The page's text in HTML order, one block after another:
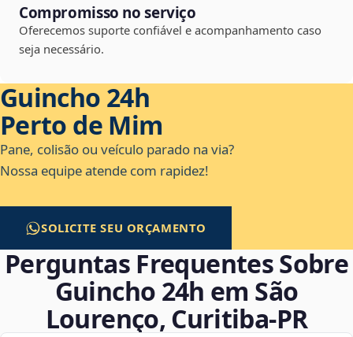
Compromisso no serviço
Oferecemos suporte confiável e acompanhamento caso
seja necessário.
Guincho 24h
Perto de Mim
Pane, colisão ou veículo parado na via?
Nossa equipe atende com rapidez!
SOLICITE SEU ORÇAMENTO
Perguntas Frequentes Sobre
Guincho 24h em São
Lourenço, Curitiba‑PR